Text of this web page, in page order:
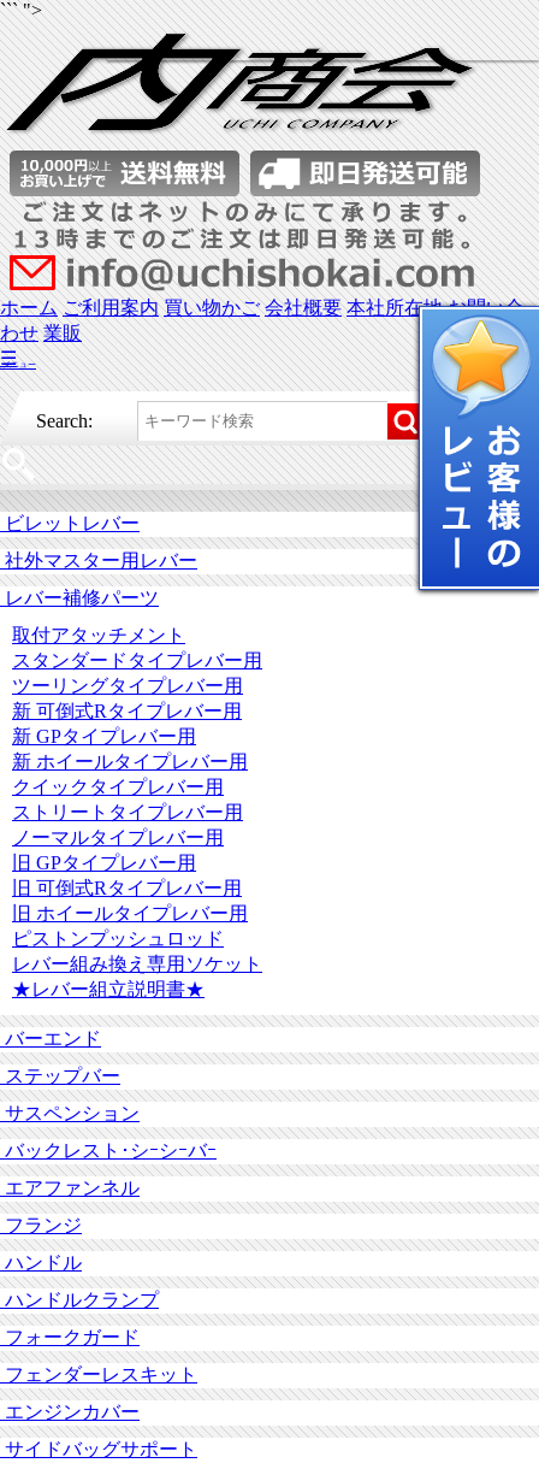
``` ">
ホーム ご利用案内 買い物かご 会社概要 本社所在地 お問い合
わせ 業販
☰
メニュー
Search:
ビレットレバー
社外マスター用レバー
レバー補修パーツ
取付アタッチメント
スタンダードタイプレバー用
ツーリングタイプレバー用
新 可倒式Rタイプレバー用
新 GPタイプレバー用
新 ホイールタイプレバー用
クイックタイプレバー用
ストリートタイプレバー用
ノーマルタイプレバー用
旧 GPタイプレバー用
旧 可倒式Rタイプレバー用
旧 ホイールタイプレバー用
ピストンプッシュロッド
レバー組み換え専用ソケット
★レバー組立説明書★
バーエンド
ステップバー
サスペンション
バックレスト･シｰシｰバｰ
エアファンネル
フランジ
ハンドル
ハンドルクランプ
フォークガード
フェンダーレスキット
エンジンカバー
サイドバッグサポート